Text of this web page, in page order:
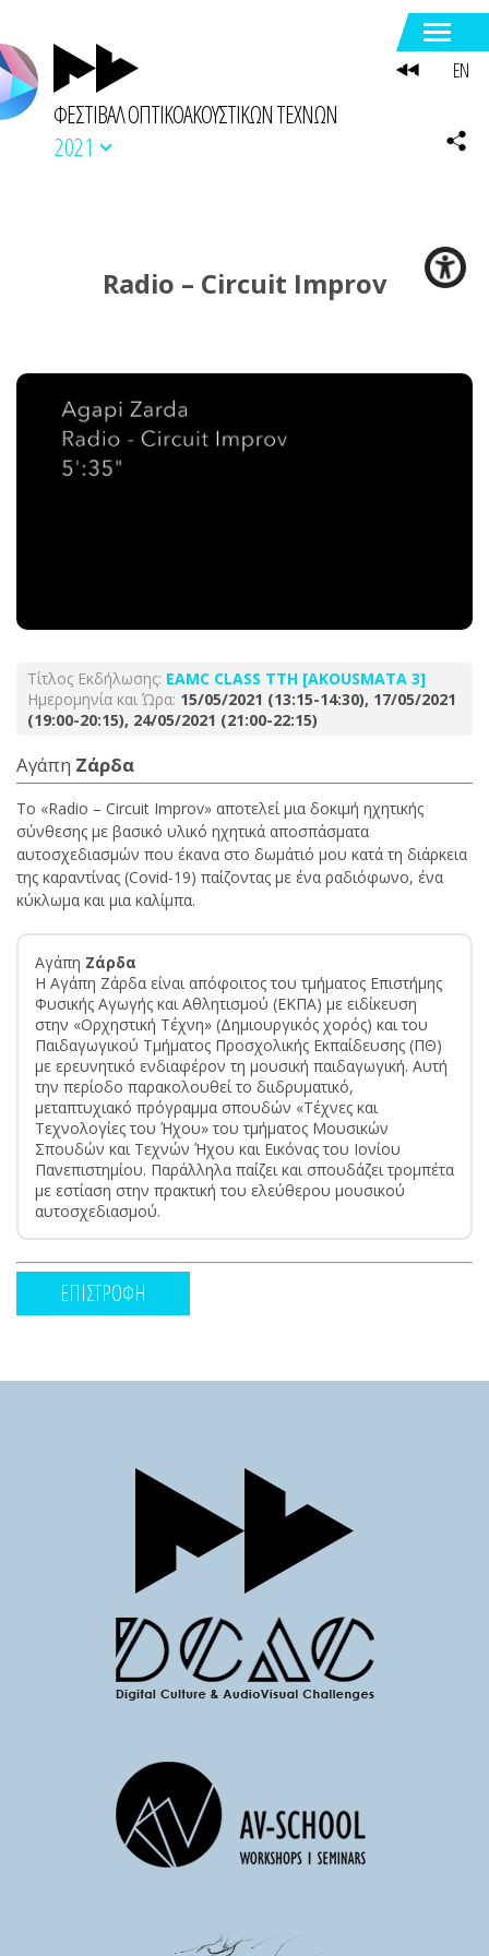
ΦΕΣΤΙΒΑΛ ΟΠΤΙΚΟΑΚΟΥΣΤΙΚΩΝ ΤΕΧΝΩΝ
2021
Radio – Circuit Improv
Τίτλος Εκδήλωσης: EAMC CLASS ΤΤΗ [AKOUSMATA 3]
Ημερομηνία και Ώρα: 15/05/2021 (13:15-14:30), 17/05/2021
(19:00-20:15), 24/05/2021 (21:00-22:15)
Αγάπη Ζάρδα
Το «Radio – Circuit Improv» αποτελεί μια δοκιμή ηχητικής
σύνθεσης με βασικό υλικό ηχητικά αποσπάσματα
αυτοσχεδιασμών που έκανα στο δωμάτιό μου κατά τη διάρκεια
της καραντίνας (Covid-19) παίζοντας με ένα ραδιόφωνο, ένα
κύκλωμα και μια καλίμπα.
Αγάπη Ζάρδα
Η Αγάπη Ζάρδα είναι απόφοιτος του τμήματος Επιστήμης
Φυσικής Αγωγής και Αθλητισμού (ΕΚΠΑ) με ειδίκευση
στην «Ορχηστική Τέχνη» (Δημιουργικός χορός) και του
Παιδαγωγικού Τμήματος Προσχολικής Εκπαίδευσης (ΠΘ)
με ερευνητικό ενδιαφέρον τη μουσική παιδαγωγική. Αυτή
την περίοδο παρακολουθεί το διιδρυματικό,
μεταπτυχιακό πρόγραμμα σπουδών «Τέχνες και
Τεχνολογίες του Ήχου» του τμήματος Μουσικών
Σπουδών και Τεχνών Ήχου και Εικόνας του Ιονίου
Πανεπιστημίου. Παράλληλα παίζει και σπουδάζει τρομπέτα
με εστίαση στην πρακτική του ελεύθερου μουσικού
αυτοσχεδιασμού.
ΕΠΙΣΤΡΟΦΗ
EN